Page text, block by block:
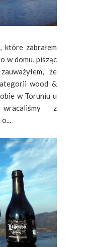
które zabrałem
w domu, pisząc
zauważyłem, że
wood &
w Toruniu u
z